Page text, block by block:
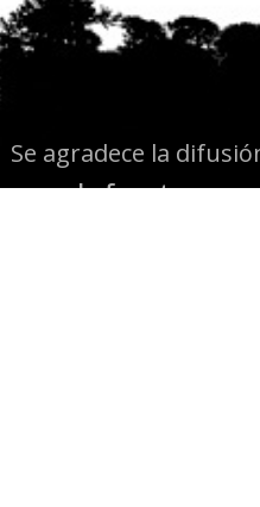
Se agradece la
la fuente